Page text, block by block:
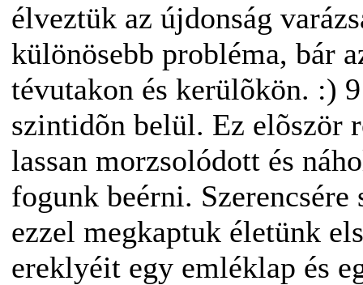
élveztük az újdonság
különösebb probléma, bár
tévutakon és kerülõkön. :)
szintidõn belül. Ez elõször
lassan morzsolódott és
fogunk beérni.
ezzel megkaptuk életünk
ereklyéit egy emléklap és